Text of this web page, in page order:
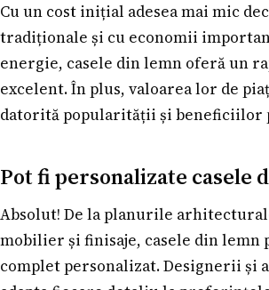
Cu un cost inițial adesea mai mic
tradiționale și cu economii
energie, casele din lemn oferă un
excelent. În plus, valoarea lor de
datorită popularității și beneficiilor
Pot fi personalizate casele
Absolut! De la planurile
mobilier și finisaje, casele din lemn
complet personalizat. Designerii și